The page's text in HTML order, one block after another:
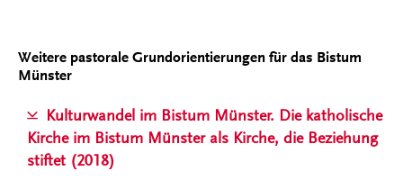
Weitere pastorale Grundorientierungen für das Bistum
Münster
Kulturwandel im Bistum Münster. Die katholische
Kirche im Bistum Münster als Kirche, die Beziehung
stiftet (2018)